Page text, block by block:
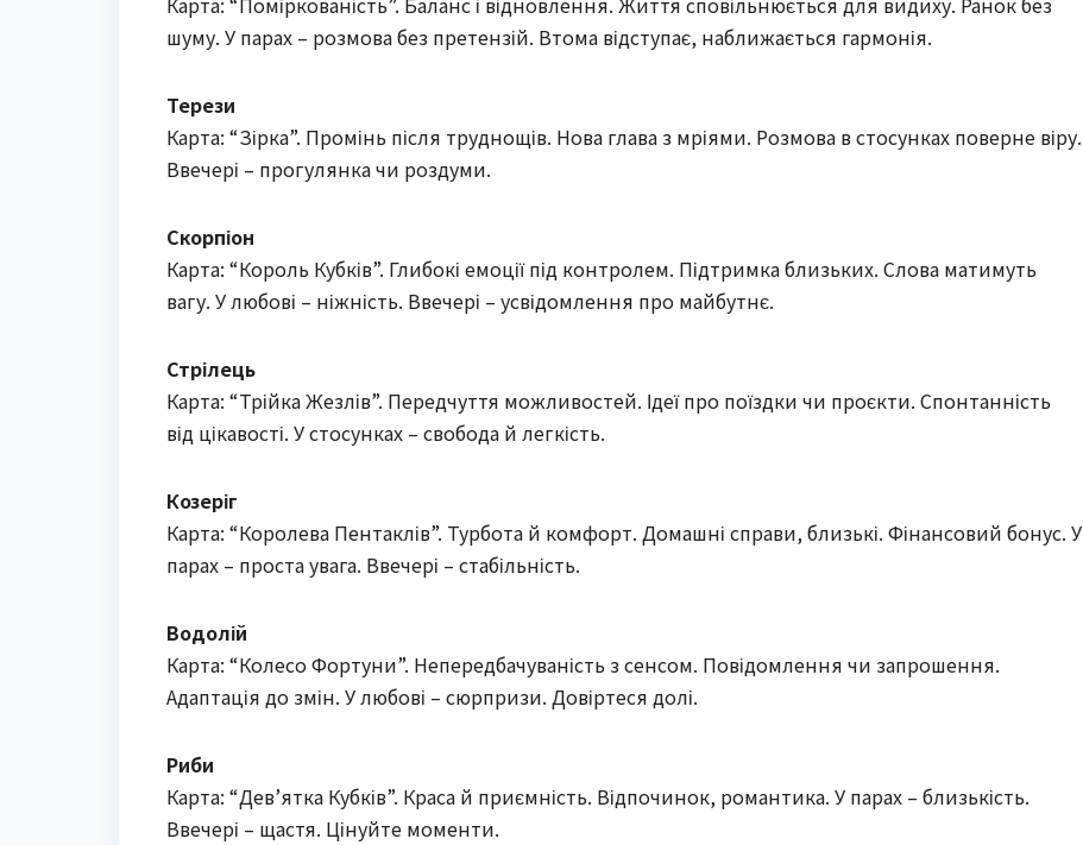
шуму. У парах – розмова без претензій. Втома відступає, наближається гармонія.
Терези
Карта: “Зірка”. Промінь після труднощів. Нова глава з мріями. Розмова в стосунках поверне віру.
Ввечері – прогулянка чи роздуми.
Скорпіон
Карта: “Король Кубків”. Глибокі емоції під контролем. Підтримка близьких. Слова матимуть
вагу. У любові – ніжність. Ввечері – усвідомлення про майбутнє.
Стрілець
Карта: “Трійка Жезлів”. Передчуття можливостей. Ідеї про поїздки чи проєкти. Спонтанність
від цікавості. У стосунках – свобода й легкість.
Козеріг
Карта: “Королева Пентаклів”. Турбота й комфорт. Домашні справи, близькі. Фінансовий бонус. У
парах – проста увага. Ввечері – стабільність.
Водолій
Карта: “Колесо Фортуни”. Непередбачуваність з сенсом. Повідомлення чи запрошення.
Адаптація до змін. У любові – сюрпризи. Довіртеся долі.
Риби
Карта: “Дев’ятка Кубків”. Краса й приємність. Відпочинок, романтика. У парах – близькість.
Ввечері – щастя. Цінуйте моменти.